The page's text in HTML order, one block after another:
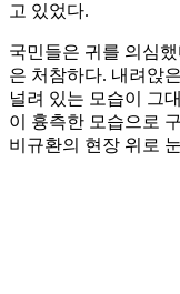
고 있었다.
국민들은 귀를 의심
은 처참하다. 내려앉
널려 있는 모습이 그
이 흉측한 모습으로
비규환의 현장 위로